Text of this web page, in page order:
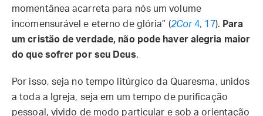
momentânea acarreta para nós um volume
incomensurável e eterno de glória” (2Cor4, 17). Para
um cristão de verdade, não pode haver alegria maior
do que sofrer por seu Deus.
Por isso, seja no tempo litúrgico da Quaresma, unidos
a toda a Igreja, seja em um tempo de purificação
pessoal, vivido de modo particular e sob a orientação